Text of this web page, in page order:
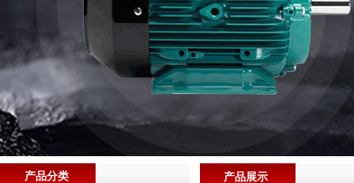
产品展示
产品分类